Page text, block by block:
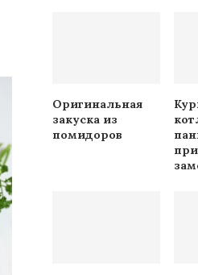
Оригинальная
закуска из
помидоров